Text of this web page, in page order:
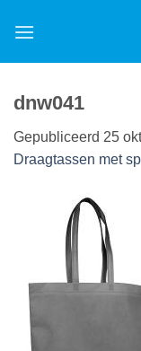
naar
dnw041
Gepubliceerd 25
Draagtassen met